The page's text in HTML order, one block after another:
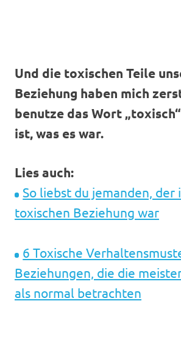
Und die toxischen Teile
Beziehung haben mich
benutze dasWort
ist, was es war.
Lies auch:
So liebst du jemanden, der
toxischen Beziehung war
6 Toxische
Beziehungen, die die
als normal betrachten